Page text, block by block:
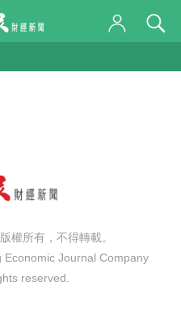
權所有，不得轉載。
Journal Company
reserved.